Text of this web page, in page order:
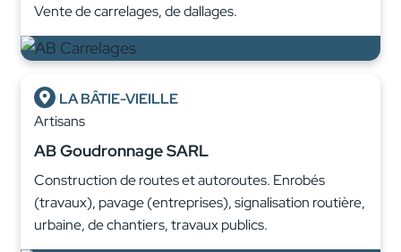
Vente de carrelages, de dallages.
LA BÂTIE-VIEILLE
Artisans
AB Goudronnage SARL
Construction de routes et autoroutes. Enrobés
(travaux), pavage (entreprises), signalisation routière,
urbaine, de chantiers, travaux publics.